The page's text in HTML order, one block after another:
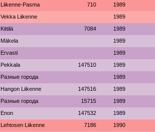
Liikenne-Pasma 710 1989
Vekka Liikenne 1989
Kittilä 7084 1989
Mäkela 1989
Ervasti 1989
Pekkala 147510 1989
Разные города 1989
Hangon Liikenne 147516 1989
Разные города 15715 1989
Enon 147532 1989
Lehtosen Liikenne 7186 1990